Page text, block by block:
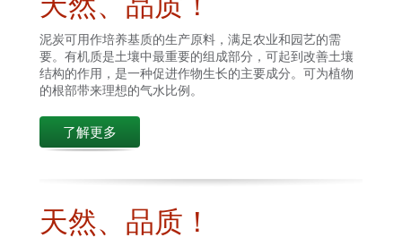
泥炭可用作培养基质的生产原料，满足农业和园艺的需
要。有机质是土壤中最重要的组成部分，可起到改善土壤
结构的作用，是一种促进作物生长的主要成分。可为植物
的根部带来理想的气水比例。
了解更多
天然、品质！